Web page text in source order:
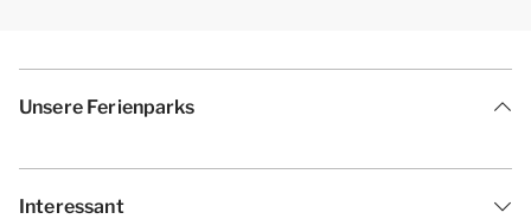
Unsere Ferienparks
Interessant